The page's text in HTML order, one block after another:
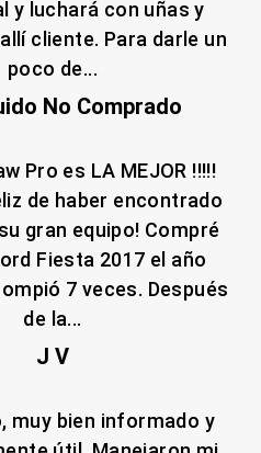
y luchará con uñas y
cliente. Para darle un
poco de...
No Comprado
Pro es LA MEJOR !!!!!
de haber encontrado
gran equipo! Compré
Fiesta 2017 el año
7 veces. Después
de la...
J V
muy bien informado y